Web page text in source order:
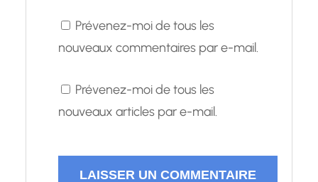
Prévenez-moi de tous les
nouveaux commentaires par e-mail.
Prévenez-moi de tous les
nouveaux articles par e-mail.